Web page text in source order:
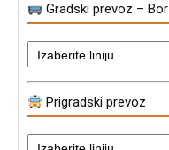
Gradski prevoz – Bor
Prigradski prevoz